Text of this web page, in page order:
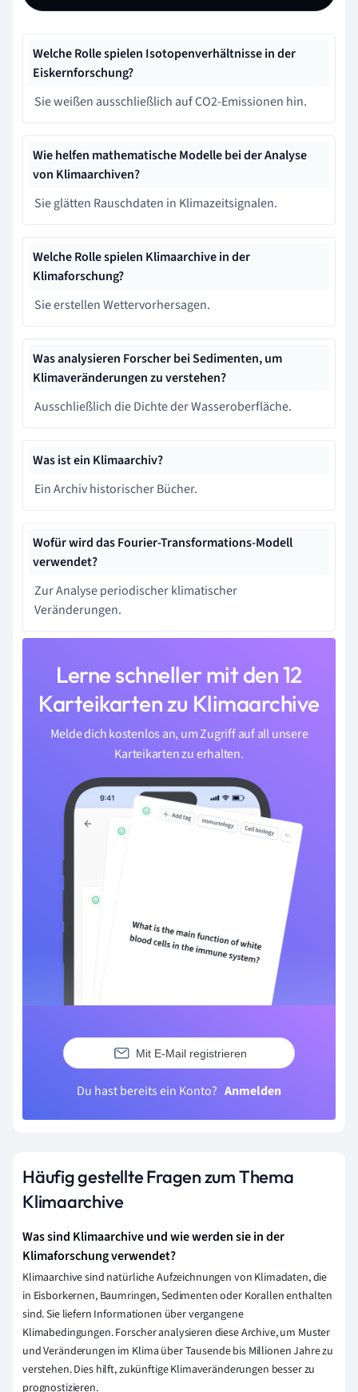
Welche Rolle spielen Isotopenverhältnisse in der
Eiskernforschung?
Sie weißen ausschließlich auf CO2-Emissionen hin.
Wie helfen mathematische Modelle bei der Analyse
von Klimaarchiven?
Sie glätten Rauschdaten in Klimazeitsignalen.
Welche Rolle spielen Klimaarchive in der
Klimaforschung?
Sie erstellen Wettervorhersagen.
Was analysieren Forscher bei Sedimenten, um
Klimaveränderungen zu verstehen?
Ausschließlich die Dichte der Wasseroberfläche.
Was ist ein Klimaarchiv?
Ein Archiv historischer Bücher.
Wofür wird das Fourier-Transformations-Modell
verwendet?
Zur Analyse periodischer klimatischer
Veränderungen.
Lerne schneller mit den 12
Karteikarten zu Klimaarchive
Melde dich kostenlos an, um Zugriff auf all unsere
Karteikarten zu erhalten.
Mit E-Mail registrieren
Du hast bereits ein Konto? Anmelden
Häufig gestellte Fragen zum Thema
Klimaarchive
Was sind Klimaarchive und wie werden sie in der
Klimaforschung verwendet?
Klimaarchive sind natürliche Aufzeichnungen von Klimadaten, die
in Eisborkernen, Baumringen, Sedimenten oder Korallen enthalten
sind. Sie liefern Informationen über vergangene
Klimabedingungen. Forscher analysieren diese Archive, um Muster
und Veränderungen im Klima über Tausende bis Millionen Jahre zu
verstehen. Dies hilft, zukünftige Klimaveränderungen besser zu
prognostizieren.